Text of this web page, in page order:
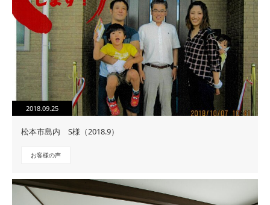
2018.09.25
松本市島内 S様（2018.9）
お客様の声